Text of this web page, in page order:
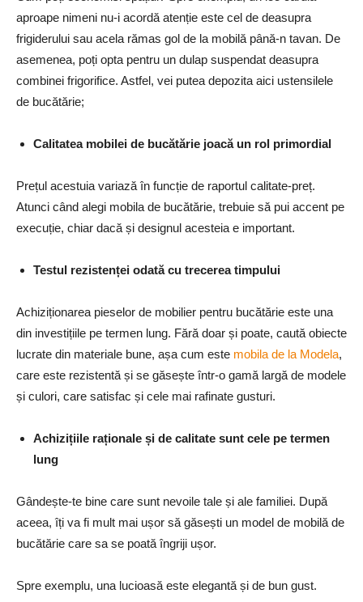
aproape nimeni nu-i acordă atenție este cel de deasupra
frigiderului sau acela rămas gol de la mobilă până-n tavan. De
asemenea, poți opta pentru un dulap suspendat deasupra
combinei frigorifice. Astfel, vei putea depozita aici ustensilele
de bucătărie;
Calitatea mobilei de bucătărie joacă un rol primordial
Prețul acestuia variază în funcție de raportul calitate-preț.
Atunci când alegi mobila de bucătărie, trebuie să pui accent pe
execuție, chiar dacă și designul acesteia e important.
Testul rezistenței odată cu trecerea timpului
Achiziționarea pieselor de mobilier pentru bucătărie este una
din investițiile pe termen lung. Fără doar și poate, caută obiecte
lucrate din materiale bune, așa cum este mobila de la Modela,
care este rezistentă și se găsește într-o gamă largă de modele
și culori, care satisfac și cele mai rafinate gusturi.
Achizițiile raționale și de calitate sunt cele pe termen
lung
Gândește-te bine care sunt nevoile tale și ale familiei. După
aceea, îți va fi mult mai ușor să găsești un model de mobilă de
bucătărie care sa se poată îngriji ușor.
Spre exemplu, una lucioasă este elegantă și de bun gust.